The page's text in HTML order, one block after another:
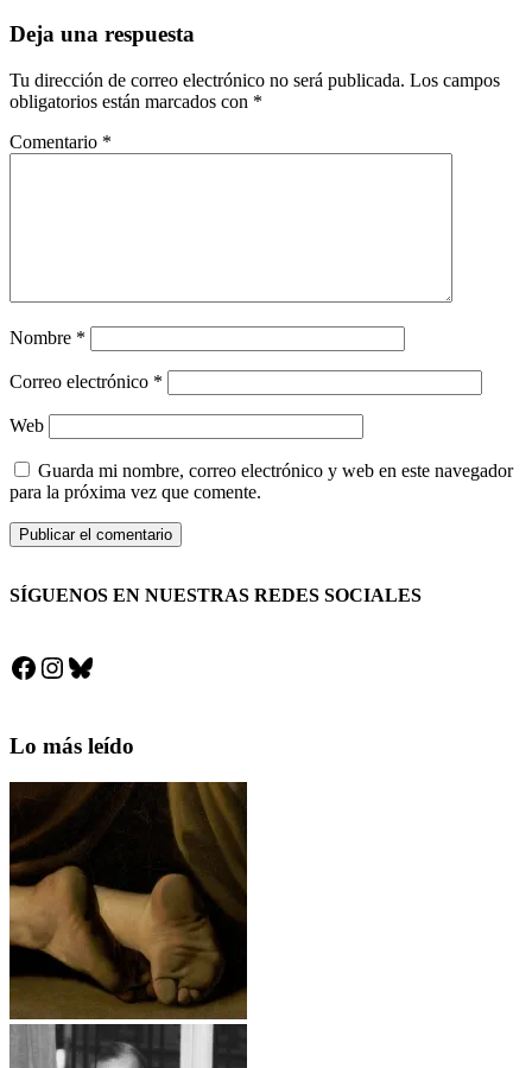
Deja una respuesta
Tu dirección de correo electrónico no será publicada. Los campos
obligatorios están marcados con *
Comentario *
Nombre *
Correo electrónico *
Web
Guarda mi nombre, correo electrónico y web en este navegador
para la próxima vez que comente.
SÍGUENOS EN NUESTRAS REDES SOCIALES
Facebook
Instagram
Bluesky
Lo más leído